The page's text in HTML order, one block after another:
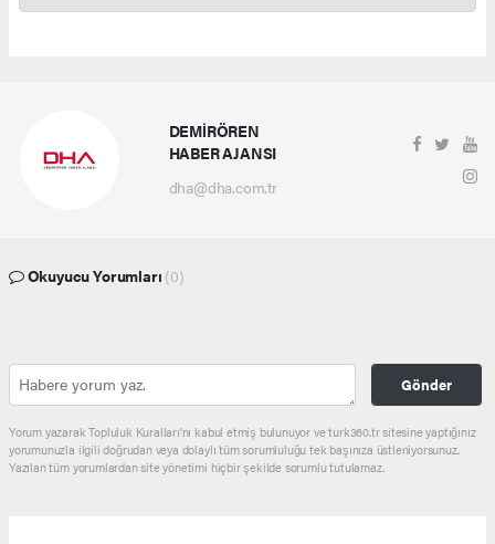
DEMİRÖREN
HABER AJANSI
dha@dha.com.tr
Okuyucu Yorumları (0)
Gönder
Yorum yazarak Topluluk Kuralları’nı kabul etmiş bulunuyor ve turk360.tr sitesine yaptığınız
yorumunuzla ilgili doğrudan veya dolaylı tüm sorumluluğu tek başınıza üstleniyorsunuz.
Yazılan tüm yorumlardan site yönetimi hiçbir şekilde sorumlu tutulamaz.